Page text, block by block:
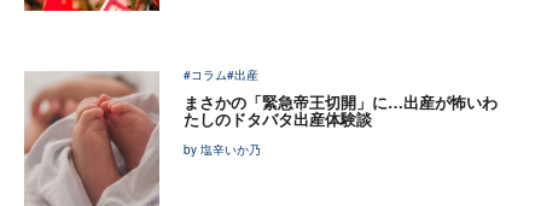
#コラム#出産
まさかの「緊急帝王切開」に…出産が怖いわ
たしのドタバタ出産体験談
by 塩辛いか乃